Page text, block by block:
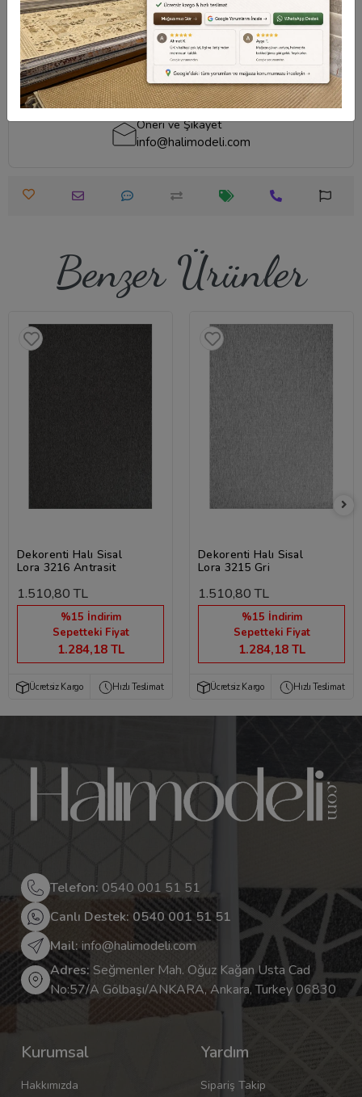
Destek Merkezi
Destek Merkezi
0540 001 51 51
Whatsapp Destek
0540 001 51 51
Öneri ve Şikayet
info@halimodeli.com
Benzer Ürünler
Dekorenti Halı Sisal
Lora 3216 Antrasit
1.510,80 TL
%15 İndirim
Sepetteki Fiyat
1.284,18 TL
Ücretsiz Kargo Hızlı Teslimat
Dekorenti Halı Sisal
Lora 3215 Gri
1.510,80 TL
%15 İndirim
Sepetteki Fiyat
1.284,18 TL
Ücretsiz Kargo Hızlı Teslimat
Telefon: 0540 001 51 51
Canlı Destek: 0540 001 51 51
Mail:info@halimodeli.com
Adres: Seğmenler Mah. Oğuz Kağan Usta Cad
No:57/A Gölbaşı/ANKARA, Ankara, Turkey 06830
Kurumsal
Hakkımızda
Yardım
Sipariş Takip